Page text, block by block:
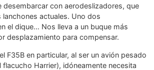
desembarcar con aerodeslizadores, que
lanchones actuales. Uno dos
el dique… Nos lleva a un buque más
desplazamiento para compensar.
F35B en particular, al ser un avión pesado
Harrier), idóneamente necesita